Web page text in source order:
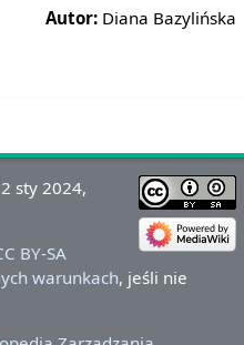
Autor: Diana Bazylińska
sty 2024,
BY-SA
warunkach, jeśli nie